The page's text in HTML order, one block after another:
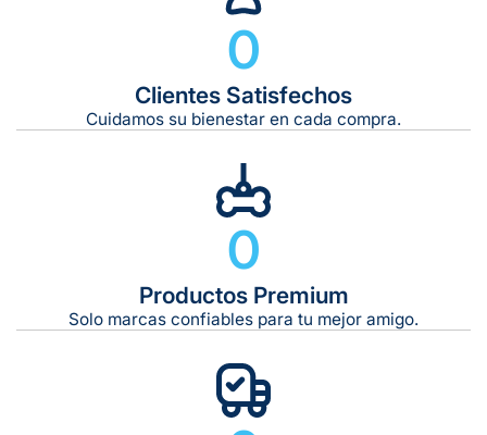
0
Clientes Satisfechos
Cuidamos su bienestar en cada compra.
0
Productos Premium
Solo marcas confiables para tu mejor amigo.